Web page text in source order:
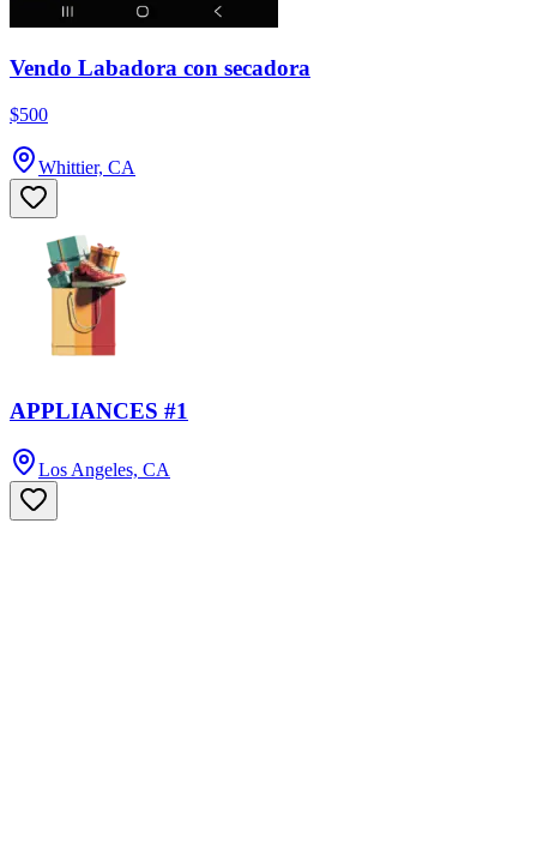
Vendo Labadora con secadora
$500
Whittier, CA
APPLIANCES #1
Los Angeles, CA